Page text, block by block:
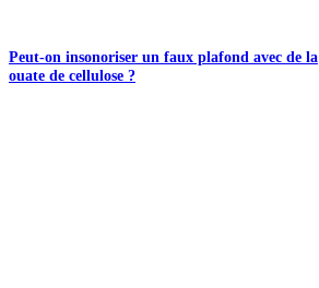
Peut-on insonoriser un faux plafond avec de la
ouate de cellulose ?